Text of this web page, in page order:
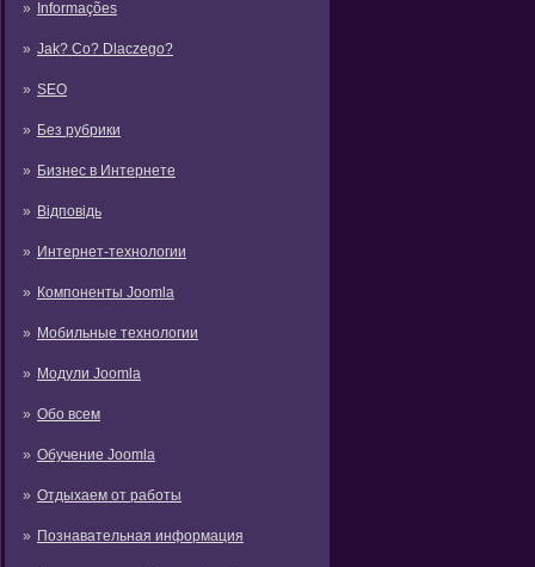
Informações
Jak? Co? Dlaczego?
SEO
Без рубрики
Бизнес в Интернете
Відповідь
Интернет-технологии
Компоненты Joomla
Мобильные технологии
Модули Joomla
Обо всем
Обучение Joomla
Отдыхаем от работы
Познавательная информация